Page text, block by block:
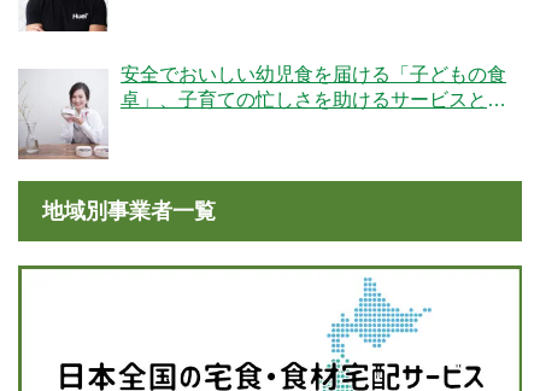
安全でおいしい幼児食を届ける「子どもの食
卓」、子育ての忙しさを助けるサービスと
地域別事業者一覧